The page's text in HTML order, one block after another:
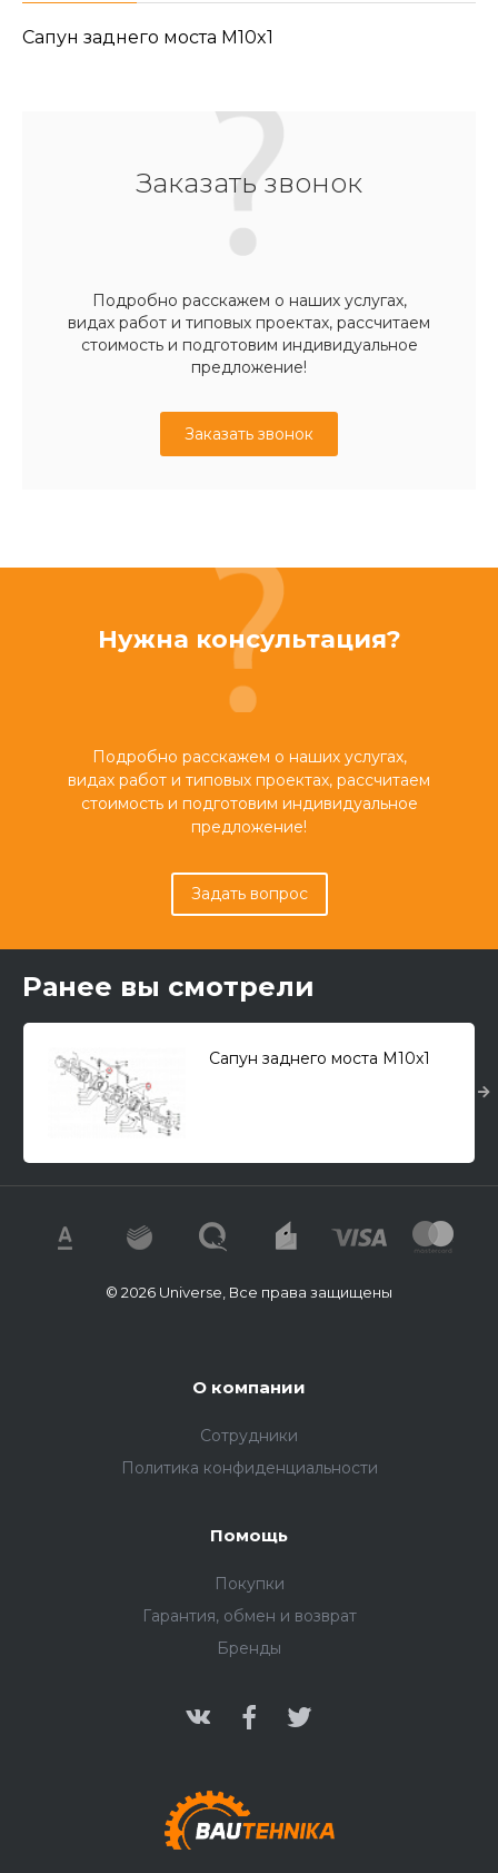
Сапун заднего моста M10x1
Заказать звонок
Подробно расскажем о наших услугах,
видах работ и типовых проектах, рассчитаем
стоимость и подготовим индивидуальное
предложение!
Заказать звонок
Нужна консультация?
Подробно расскажем о наших услугах,
видах работ и типовых проектах, рассчитаем
стоимость и подготовим индивидуальное
предложение!
Задать вопрос
Ранее вы смотрели
Сапун заднего моста M10x1
© 2026 Universe, Все права защищены
О компании
Сотрудники
Политика конфиденциальности
Помощь
Покупки
Гарантия, обмен и возврат
Бренды